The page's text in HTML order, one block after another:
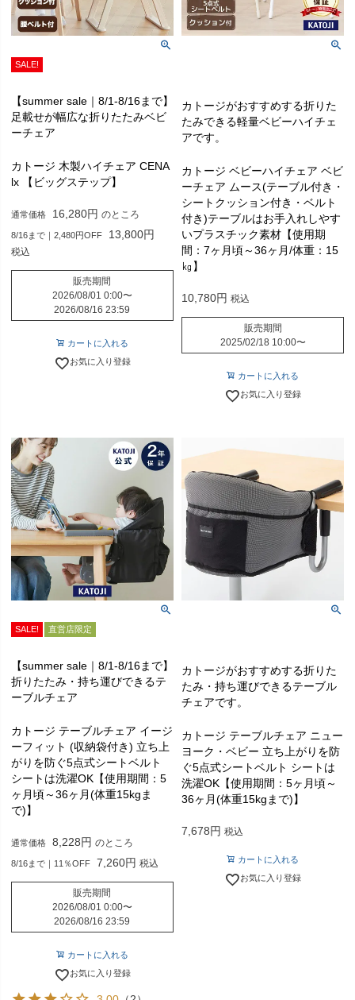
SALE!
【summer sale｜8/1-8/16まで】
足載せが幅広な折りたたみベビ
ーチェア
カトージ 木製ハイチェア CENA
lx 【ビッグステップ】
通常価格 16,280 のところ
8/16まで｜2,480円OFF 13,800
税込
販売期間
2026/08/01 0:00〜
2026/08/16 23:59
カートに入れる
お気に入り登録
カトージがおすすめする折りた
たみできる軽量ベビーハイチェ
アです。
カトージ ベビーハイチェア ベビ
ーチェア ムース(テーブル付き・
シートクッション付き・ベルト
付き)テーブルはお手入れしやす
いプラスチック素材【使用期
間：7ヶ月頃～36ヶ月/体重：15
㎏】
10,780 税込
販売期間
2025/02/18 10:00〜
カートに入れる
お気に入り登録
SALE! 直営店限定
【summer sale｜8/1-8/16まで】
折りたたみ・持ち運びできるテ
ーブルチェア
カトージ テーブルチェア イージ
ーフィット (収納袋付き) 立ち上
がりを防ぐ5点式シートベルト
シートは洗濯OK【使用期間：5
ヶ月頃～36ヶ月(体重15kgま
で)】
通常価格 8,228 のところ
8/16まで｜11％OFF 7,260 税込
販売期間
2026/08/01 0:00〜
2026/08/16 23:59
カートに入れる
お気に入り登録
カトージがおすすめする折りた
たみ・持ち運びできるテーブル
チェアです。
カトージ テーブルチェア ニュー
ヨーク・ベビー 立ち上がりを防
ぐ5点式シートベルト シートは
洗濯OK【使用期間：5ヶ月頃～
36ヶ月(体重15kgまで)】
7,678 税込
カートに入れる
お気に入り登録